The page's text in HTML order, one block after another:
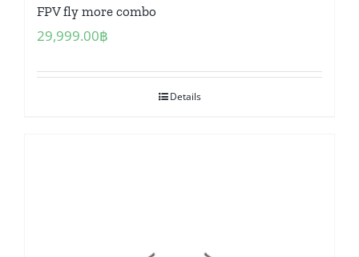
FPV fly more combo
29,999.00฿
Details